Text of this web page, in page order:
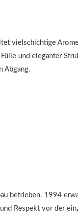
vielschichtige
und eleganter
Abgang.
betrieben. 1994
Respekt vor der